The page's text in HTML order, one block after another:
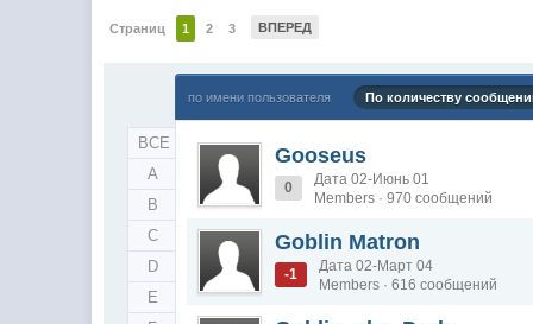
Страниц 1 2 3 ВПЕРЕД
ВСЕ
A
B
C
D
E
по имени пользователя По количеству
Gooseus
0
Дата 02-Июнь 01
Members · 970 сообщений
Goblin Matron
-1
Дата 02-Март 04
Members · 616 сообщений